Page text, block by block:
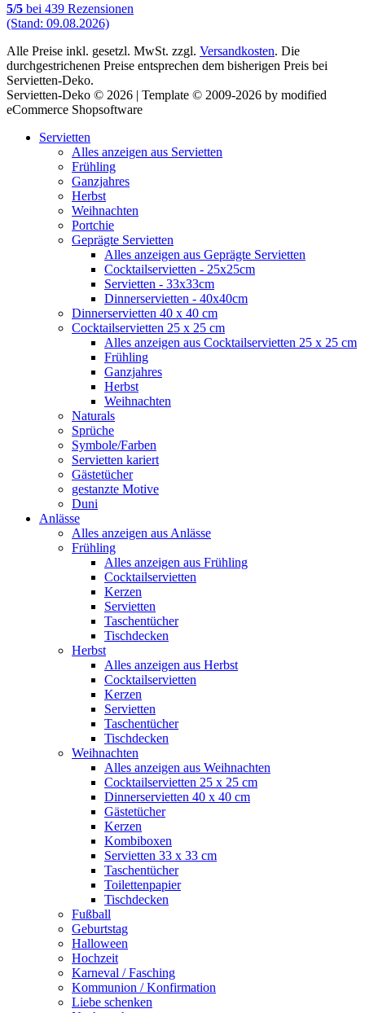
5/5 bei 439 Rezensionen
(Stand: 09.08.2026)
Alle Preise inkl. gesetzl. MwSt. zzgl. Versandkosten. Die
durchgestrichenen Preise entsprechen dem bisherigen Preis bei
Servietten-Deko.
Servietten-Deko © 2026 | Template © 2009-2026 by modified
eCommerce Shopsoftware
Servietten
Alles anzeigen aus Servietten
Frühling
Ganzjahres
Herbst
Weihnachten
Portchie
Geprägte Servietten
Alles anzeigen aus Geprägte Servietten
Cocktailservietten - 25x25cm
Servietten - 33x33cm
Dinnerservietten - 40x40cm
Dinnerservietten 40 x 40 cm
Cocktailservietten 25 x 25 cm
Alles anzeigen aus Cocktailservietten 25 x 25 cm
Frühling
Ganzjahres
Herbst
Weihnachten
Naturals
Sprüche
Symbole/Farben
Servietten kariert
Gästetücher
gestanzte Motive
Duni
Anlässe
Alles anzeigen aus Anlässe
Frühling
Alles anzeigen aus Frühling
Cocktailservietten
Kerzen
Servietten
Taschentücher
Tischdecken
Herbst
Alles anzeigen aus Herbst
Cocktailservietten
Kerzen
Servietten
Taschentücher
Tischdecken
Weihnachten
Alles anzeigen aus Weihnachten
Cocktailservietten 25 x 25 cm
Dinnerservietten 40 x 40 cm
Gästetücher
Kerzen
Kombiboxen
Servietten 33 x 33 cm
Taschentücher
Toilettenpapier
Tischdecken
Fußball
Geburtstag
Halloween
Hochzeit
Karneval / Fasching
Kommunion / Konfirmation
Liebe schenken